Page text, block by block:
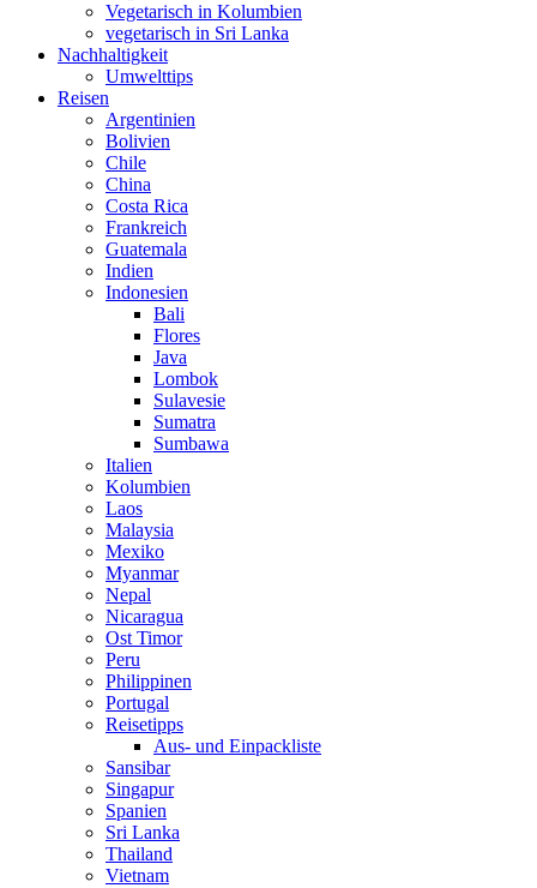
Vegetarisch in Kolumbien
vegetarisch in Sri Lanka
Nachhaltigkeit
Umwelttips
Reisen
Argentinien
Bolivien
Chile
China
Costa Rica
Frankreich
Guatemala
Indien
Indonesien
Bali
Flores
Java
Lombok
Sulavesie
Sumatra
Sumbawa
Italien
Kolumbien
Laos
Malaysia
Mexiko
Myanmar
Nepal
Nicaragua
Ost Timor
Peru
Philippinen
Portugal
Reisetipps
Aus- und Einpackliste
Sansibar
Singapur
Spanien
Sri Lanka
Thailand
Vietnam